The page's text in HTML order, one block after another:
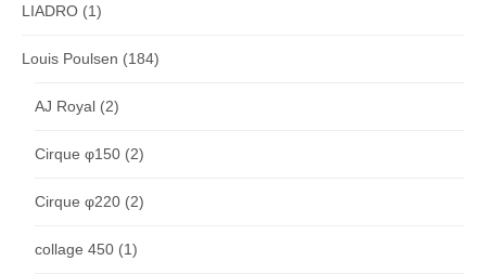
LIADRO (1)
Louis Poulsen (184)
AJ Royal (2)
Cirque φ150 (2)
Cirque φ220 (2)
collage 450 (1)